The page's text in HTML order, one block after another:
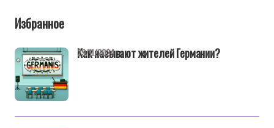
Избранное
Как называют жителей Германии?
29/11/2024